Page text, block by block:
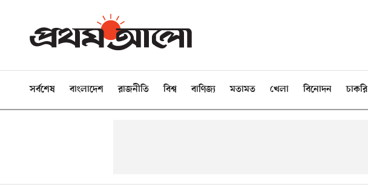
সর্বশেষ বাংলাদেশ রাজনীতি বিশ্ব বাণিজ্য মতামত খেলা বিনোদন চাকরি